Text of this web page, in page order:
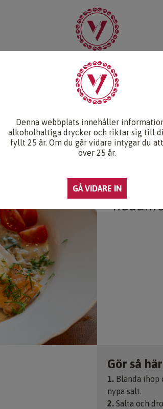
Recept & Mat Vinkunskap
MED KORNGRYN
att
Gör så här
1. Blanda ihop
nypa salt.
2. Salta och
Denna webbplats innehåller
alkoholhaltiga drycker och riktar sig till
fyllt 25 år. Om du går vidare intygar du
över 25 år.